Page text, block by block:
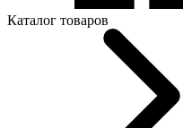
Каталог товаров